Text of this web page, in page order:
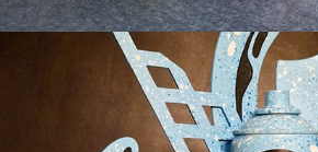
Trophée Industrail Vitry 2022